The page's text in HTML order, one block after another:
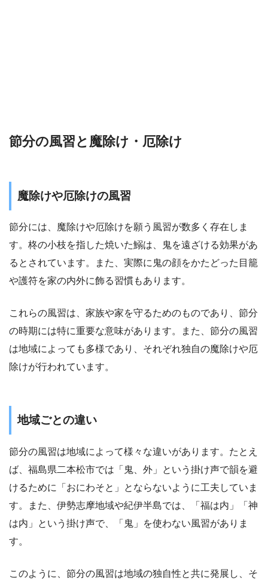
節分の風習と魔除け・厄除け
魔除けや厄除けの風習
節分には、魔除けや厄除けを願う風習が数多く存在しま
す。柊の小枝を指した焼いた鰯は、鬼を遠ざける効果があ
るとされています。また、実際に鬼の顔をかたどった目籠
や護符を家の内外に飾る習慣もあります。
これらの風習は、家族や家を守るためのものであり、節分
の時期には特に重要な意味があります。また、節分の風習
は地域によっても多様であり、それぞれ独自の魔除けや厄
除けが行われています。
地域ごとの違い
節分の風習は地域によって様々な違いがあります。たとえ
ば、福島県二本松市では「鬼、外」という掛け声で韻を避
けるために「おにわそと」とならないように工夫していま
す。また、伊勢志摩地域や紀伊半島では、「福は内」「神
は内」という掛け声で、「鬼」を使わない風習がありま
す。
このように、節分の風習は地域の独自性と共に発展し、そ